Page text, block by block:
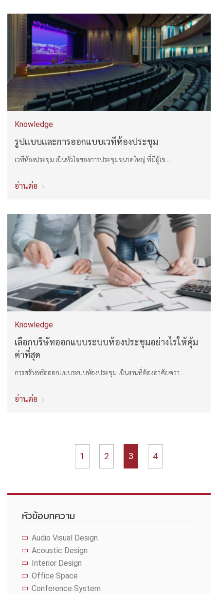
Knowledge
รูปแบบและการออกแบบเวทีห้องประชุม
เวทีห้องประชุม เป็นหัวใจของการประชุมขนาดใหญ่ ที่มีผู้เข ...
อ่านต่อ
Knowledge
เลือกบริษัทออกแบบระบบห้องประชุมอย่างไรให้คุ้ม
ค่าที่สุด
การสร้างหรือออกแบบระบบห้องประชุม เป็นงานที่ต้องอาศัยควา ...
อ่านต่อ
1 2 3 4
หัวข้อบทความ
Audio Visual Design
Acoustic Design
Interior Design
Office Space
Conference System